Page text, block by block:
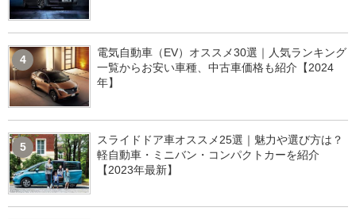
4
電気自動車（EV）オススメ30選｜人気ランキング
一覧からお安い車種、中古車価格も紹介【2024
年】
5
スライドドア車オススメ25選｜魅力や選び方は？
軽自動車・ミニバン・コンパクトカーを紹介
【2023年最新】